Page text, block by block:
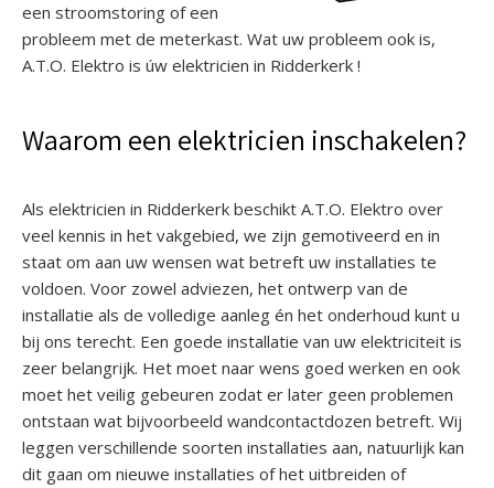
een stroomstoring of een
probleem met de meterkast. Wat uw probleem ook is,
A.T.O. Elektro is úw elektricien in Ridderkerk !
Waarom een elektricien inschakelen?
Als elektricien in Ridderkerk beschikt A.T.O. Elektro over
veel kennis in het vakgebied, we zijn gemotiveerd en in
staat om aan uw wensen wat betreft uw installaties te
voldoen. Voor zowel adviezen, het ontwerp van de
installatie als de volledige aanleg én het onderhoud kunt u
bij ons terecht. Een goede installatie van uw elektriciteit is
zeer belangrijk. Het moet naar wens goed werken en ook
moet het veilig gebeuren zodat er later geen problemen
ontstaan wat bijvoorbeeld wandcontactdozen betreft. Wij
leggen verschillende soorten installaties aan, natuurlijk kan
dit gaan om nieuwe installaties of het uitbreiden of